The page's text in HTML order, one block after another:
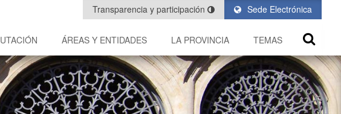
Sede Electrónica
Transparencia y participación
ÁREAS Y ENTIDADES LA PROVINCIA TEMAS